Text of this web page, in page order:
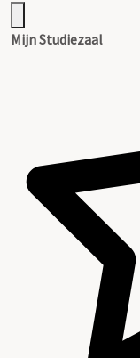
Mijn Studiezaal